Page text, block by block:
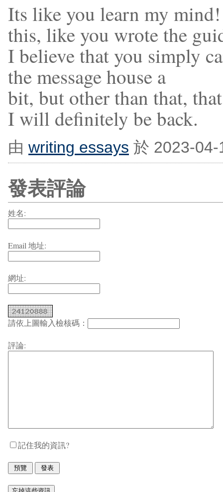
Its like you learn my
this, like you wrote the
I believe that you simply
the message house a
bit, but other than that,
I will definitely be back.
由 writing essays 於 2023-
發表評論
姓名:
Email 地址:
網址:
請依上圖輸入檢核碼：
評論:
記住我的資訊?